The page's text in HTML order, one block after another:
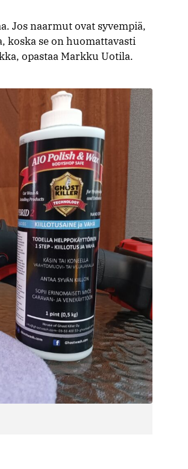
Jos naarmut ovat syvempiä,
se on huomattavasti
opastaa Markku Uotila.